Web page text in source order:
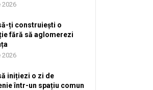
2026
ți construiești o
fără să aglomerezi
2026
inițiezi o zi de
într-un spațiu comun